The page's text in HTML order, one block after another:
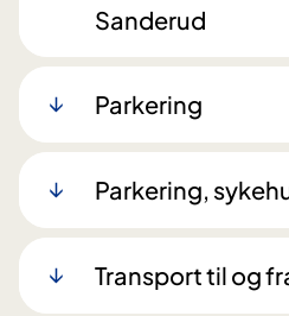
Sanderud
Parkering
Parkering,
Transport til og